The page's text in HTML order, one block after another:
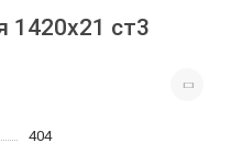
1420х21 ст3
404